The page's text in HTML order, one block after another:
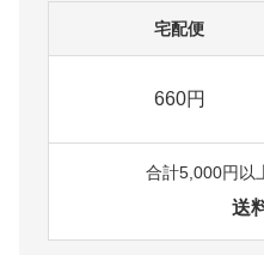
宅配便
660円
合計5,000円以
送